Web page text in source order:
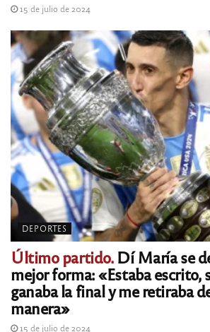
15 de julio de 2024
DEPORTES
Último partido.Dí María se
mejor forma: «Estaba escrito,
ganaba la final y me retiraba
manera»
15 de julio de 2024